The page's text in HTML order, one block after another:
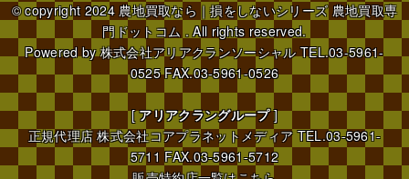
© copyright 2024農地買取なら｜損をしないシリーズ 農地買取専
門ドットコム . All rights reserved.
Powered by株式会社アリアクランソーシャルTEL.03-5961-
0525 FAX.03-5961-0526
[アリアクラングループ]
正規代理店株式会社コアプラネットメディア TEL.03-5961-
5711 FAX.03-5961-5712